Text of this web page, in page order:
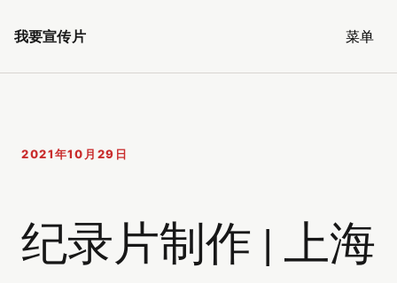
我要宣传片 菜单
2021年10月29日
纪录片制作 | 上海